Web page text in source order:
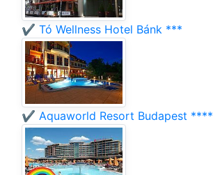
✔️ Tó Wellness Hotel Bánk ***
✔️ Aquaworld Resort Budapest ****